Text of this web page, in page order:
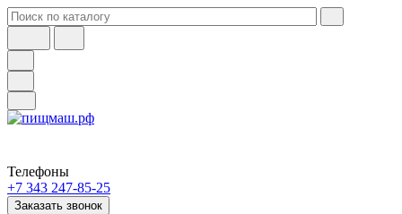
Телефоны
+7 343 247-85-25
Заказать звонок